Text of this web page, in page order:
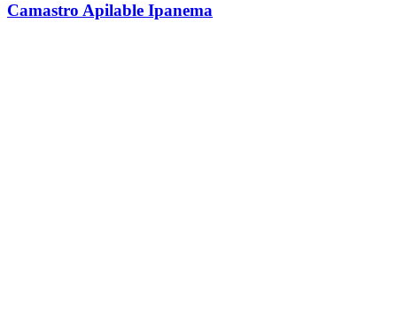
Camastro Apilable Ipanema